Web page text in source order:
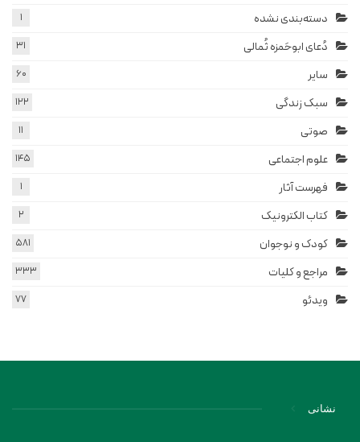
دسته‌بندی نشده 1
دُعای ابوحَمزه ثُمالی 31
سایر 60
سبک زندگی 122
صوتی 11
علوم اجتماعی 145
فهرست آثار 1
کتاب الکترونیک 2
کودک و نوجوان 581
مراجع و کلیات 333
ویدئو 77
نشانی